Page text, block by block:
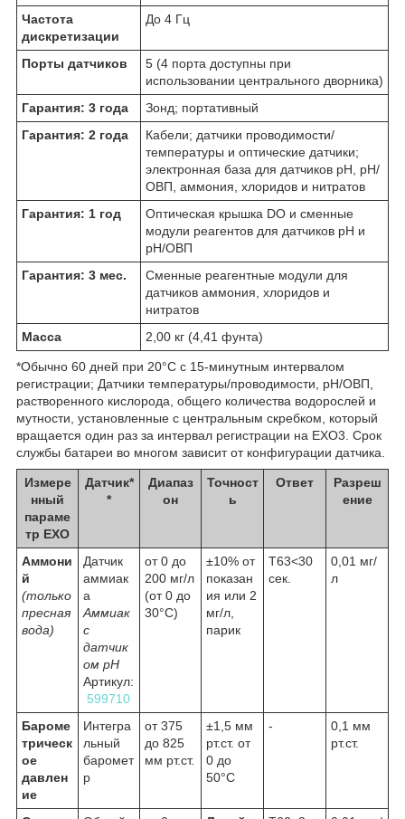
Частота
дискретизации
До 4 Гц
Порты датчиков
5 (4 порта доступны при
использовании центрального дворника)
Гарантия: 3 года
Зонд; портативный
Гарантия: 2 года
Кабели; датчики проводимости/
температуры и оптические датчики;
электронная база для датчиков pH, pH/
ОВП, аммония, хлоридов и нитратов
Гарантия: 1 год
Оптическая крышка DO и сменные
модули реагентов для датчиков pH и
pH/ОВП
Гарантия: 3 мес.
Сменные реагентные модули для
датчиков аммония, хлоридов и
нитратов
Масса
2,00 кг (4,41 фунта)
*Обычно 60 дней при 20°C с 15-минутным интервалом
регистрации; Датчики температуры/проводимости, pH/ОВП,
растворенного кислорода, общего количества водорослей и
мутности, установленные с центральным скребком, который
вращается один раз за интервал регистрации на EXO3. Срок
службы батареи во многом зависит от конфигурации датчика.
Измере
нный
параме
тр EXO
Датчик*
*
Диапаз
он
Точност
ь
Ответ
Разреш
ение
Аммони
й
(только
пресная
вода)
Датчик
аммиак
а
Аммиак
с
датчик
ом pH
Артикул:
599710
от 0 до
200 мг/л
(от 0 до
30°C)
±10% от
показан
ия или 2
мг/л,
парик
Т63<30
сек.
0,01 мг/
л
Бароме
трическ
ое
давлен
ие
Интегра
льный
баромет
р
от 375
до 825
мм рт.ст.
±1,5 мм
рт.ст. от
0 до
50°C
-
0,1 мм
рт.ст.